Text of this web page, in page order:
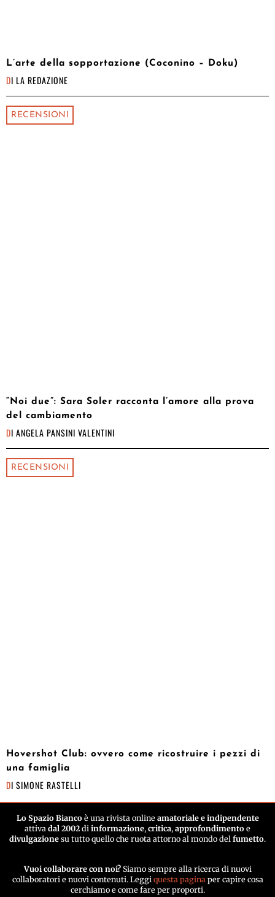
L’arte della sopportazione (Coconino – Doku)
DI LA REDAZIONE
RECENSIONI
“Noi due”: Sara Soler racconta l’amore alla prova
del cambiamento
DI ANGELA PANSINI VALENTINI
RECENSIONI
Hovershot Club: ovvero come ricostruire i pezzi di
una famiglia
DI SIMONE RASTELLI
Lo Spazio Biancoè una rivista online amatoriale e indipendente
attiva dal 2002 di informazione, critica, approfondimento e
divulgazione su tutto quello che ruota attorno al mondo del fumetto.
Vuoi collaborare con noi? Siamo sempre alla ricerca di nuovi
collaboratori e nuovi contenuti. Leggi questa paginaper capire cosa
cerchiamo e come fare per proporti.